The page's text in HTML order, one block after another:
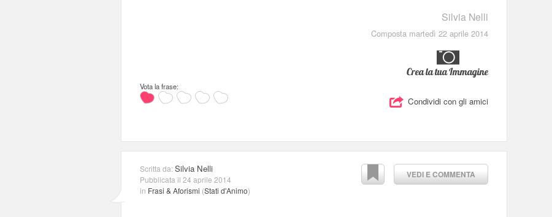
Silvia Nelli
Composta martedì 22 aprile 2014
Crea la tua Immagine
Vota la frase:
Condividi con gli amici
VEDI E COMMENTA
Scritta da:Silvia Nelli
Pubblicata il 24 aprile 2014
in Frasi & Aforismi (Stati d'Animo)